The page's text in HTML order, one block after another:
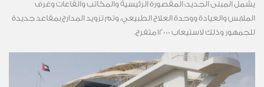
يشمل المبنى الجديد: المقصورة الرئيسية والمكاتب والقاعات وغرف
الملابس والعيادة ووحدة العلاج الطبيعي. وتم تزويد المدارج بمقاعد جديدة
للجمهور وذلك لاستيعاب 12000 متفرج.